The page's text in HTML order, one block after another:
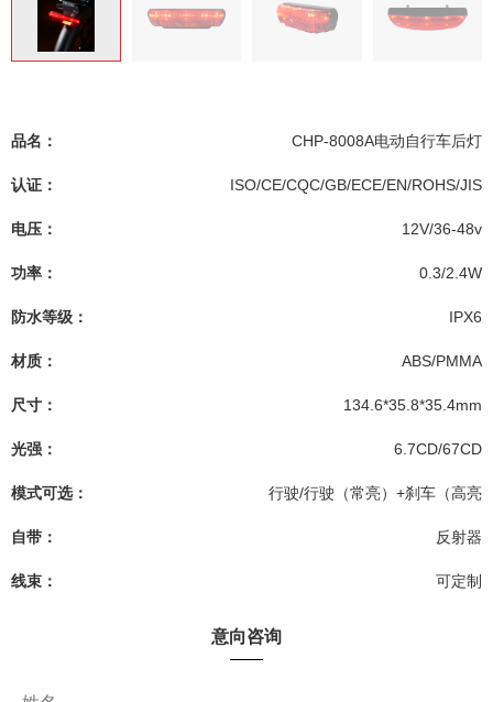
品名： CHP-8008A电动自行车后灯
认证： ISO/CE/CQC/GB/ECE/EN/ROHS/JIS
电压： 12V/36-48v
功率： 0.3/2.4W
防水等级： IPX6
材质： ABS/PMMA
尺寸： 134.6*35.8*35.4mm
光强： 6.7CD/67CD
模式可选： 行驶/行驶（常亮）+刹车（高亮
自带： 反射器
线束： 可定制
意向咨询